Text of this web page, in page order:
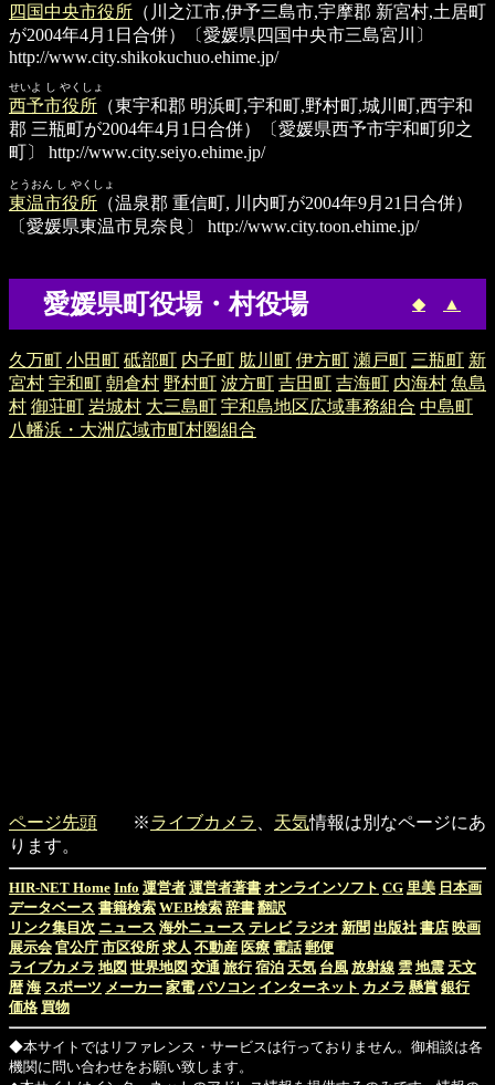
四国中央市役所 （川之江市,伊予三島市,宇摩郡 新宮村,土居町
が2004年4月1日合併）〔愛媛県四国中央市三島宮川〕
http://www.city.shikokuchuo.ehime.jp/
せいよ し やくしょ
西予市役所 （東宇和郡 明浜町,宇和町,野村町,城川町,西宇和
郡 三瓶町が2004年4月1日合併）〔愛媛県西予市宇和町卯之
町〕
http://www.city.seiyo.ehime.jp/
とうおん し やくしょ
東温市役所 （温泉郡 重信町, 川内町が2004年9月21日合併）
〔愛媛県東温市見奈良〕
http://www.city.toon.ehime.jp/
愛媛県町役場・村役場 ◆ ▲
久万町 小田町 砥部町 内子町 肱川町 伊方町 瀬戸町 三瓶町 新
宮村 宇和町 朝倉村 野村町 波方町 吉田町 吉海町 内海村 魚島
村 御荘町 岩城村 大三島町 宇和島地区広域事務組合 中島町
八幡浜・大洲広域市町村圏組合
ページ先頭 ※ライブカメラ 天気情報は別なページにあ
ります。
HIR-NET Home Info 運営者 運営者著書 オンラインソフト CG 里美 日本画
データベース 書籍検索 WEB検索 辞書 翻訳
リンク集目次 ニュース 海外ニュース テレビ ラジオ 新聞 出版社 書店 映画
展示会 官公庁 市区役所 求人 不動産 医療 電話 郵便
ライブカメラ 地図 世界地図 交通 旅行 宿泊 天気 台風 放射線 雲 地震 天文
暦 海 スポーツ メーカー 家電 パソコン インターネット カメラ 懸賞 銀行
価格 買物
◆本サイトではリファレンス・サービスは行っておりません。御相談は各
機関に問い合わせをお願い致します。